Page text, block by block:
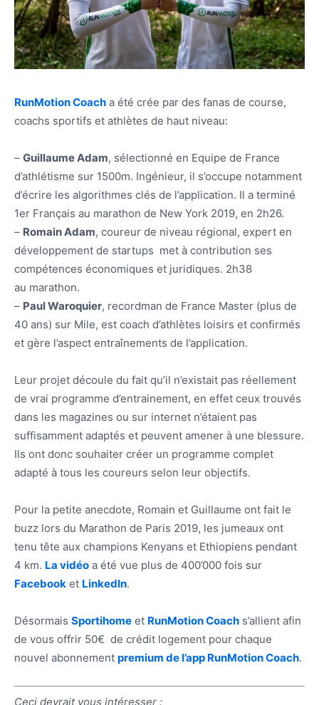
RunMotion Coach a été crée par des fanas de course,
coachs sportifs et athlètes de haut niveau:
– Guillaume Adam, sélectionné en Equipe de France
d’athlétisme sur 1500m. Ingénieur, il s’occupe notamment
d’écrire les algorithmes clés de l’application. Il a terminé
1er Français au marathon de New York 2019, en 2h26.
– Romain Adam, coureur de niveau régional, expert en
développement de startups met à contribution ses
compétences économiques et juridiques. 2h38
au marathon.
– Paul Waroquier, recordman de France Master (plus de
40 ans) sur Mile, est coach d’athlètes loisirs et confirmés
et gère l’aspect entraînements de l’application.
Leur projet découle du fait qu’il n’existait pas réellement
de vrai programme d’entrainement, en effet ceux trouvés
dans les magazines ou sur internet n’étaient pas
suffisamment adaptés et peuvent amener à une blessure.
Ils ont donc souhaiter créer un programme complet
adapté à tous les coureurs selon leur objectifs.
Pour la petite anecdote, Romain et Guillaume ont fait le
buzz lors du Marathon de Paris 2019, les jumeaux ont
tenu tête aux champions Kenyans et Ethiopiens pendant
4 km. La vidéo a été vue plus de 400’000 fois sur
Facebook et LinkedIn.
Désormais Sportihome et RunMotion Coach s’allient afin
de vous offrir 50€ de crédit logement pour chaque
nouvel abonnement premium de l’app RunMotion Coach.
Ceci devrait vous intéresser :